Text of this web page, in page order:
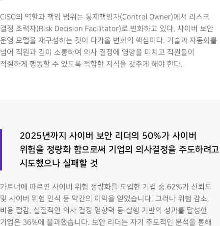
CISO의 역할과 책임 범위는 통제책임자(Control Owner)에서 리스크
결정 조력자(Risk Decision Facilitator)로 변화하고 있다. 사이버 보안
운영 모델을 재구성하는 것이 다가올 변화의 핵심이다. 기술과 자동화를
넘어 직원과 깊이 소통하여 의사 결정에 영향을 미치고 직원들이
적절하게 행동할 수 있도록 적합한 지식을 갖추게 해야 한다.
2025년까지 사이버 보안 리더의 50%가 사이버
위험을 정량화 함으로써 기업의 의사결정을 주도하려고
시도했으나 실패할 것
가트너에 따르면 사이버 위험 정량화를 도입한 기업 중 62%가 신뢰도
및 사이버 위험 인식 등 약간의 이익을 얻었습니다. 그러나 위험 감소,
비용 절감, 실질적인 의사 결정 영향력 등 실행 기반의 성과를 달성한
기업은 36%에 불과했습니다. 보안 리더는 자기 주도적인 분석을 통해